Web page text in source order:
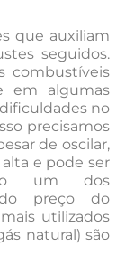
que auxiliam
seguidos.
combustíveis
em algumas
no
precisamos
de oscilar,
e pode ser
um dos
do preço do
utilizados
natural) são